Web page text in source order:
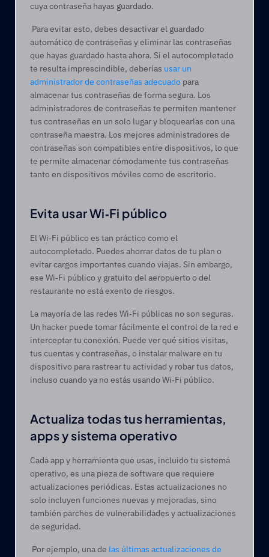
cuya contraseña hayas guardado.
automático de contraseñas y eliminar las contraseñas
que hayas guardado hasta ahora. Si el autocompletado
te resulta imprescindible, deberías usar un
administrador de contraseñas adecuado para
almacenar tus contraseñas de forma segura. Los
administradores de contraseñas te permiten mantener
tus contraseñas en un solo lugar y bloquearlas con una
contraseña maestra. Los mejores administradores de
contraseñas son compatibles entre dispositivos, lo que
te permite almacenar cómodamente tus contraseñas
tanto en dispositivos móviles como de escritorio.
Evita usar Wi‑Fi público
El Wi‑Fi público es tan práctico como el
autocompletado. Puedes ahorrar datos de tu plan o
evitar cargos importantes cuando viajas. Sin embargo,
ese Wi‑Fi público y gratuito del aeropuerto o del
restaurante no está exento de riesgos.
La mayoría de las redes Wi‑Fi públicas no son seguras.
Un hacker puede tomar fácilmente el control de la red e
interceptar tu conexión. Puede ver qué sitios visitas,
tus cuentas y contraseñas, o instalar malware en tu
dispositivo para rastrear tu actividad y robar tus datos,
incluso cuando ya no estás usando Wi‑Fi público.
Actualiza todas tus herramientas,
apps y sistema operativo
Cada app y herramienta que usas, incluido tu sistema
operativo, es una pieza de software que requiere
actualizaciones periódicas. Estas actualizaciones no
solo incluyen funciones nuevas y mejoradas, sino
también parches de vulnerabilidades y actualizaciones
de seguridad.
Por ejemplo, una de las últimas actualizaciones de